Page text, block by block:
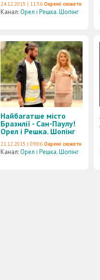
24.12.2015 | 11:56 Окремі сюжети
Канал:Орел і Решка. Шопінг
Найбагатше місто
Бразилії - Сан-Паулу!
Орел і Решка. Шопінг
21.12.2015 | 09:06 Окремі сюжети
Канал:Орел і Решка. Шопінг